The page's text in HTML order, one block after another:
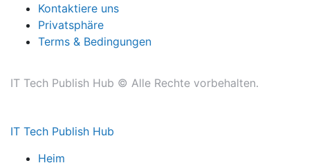
Kontaktiere uns
Privatsphäre
Terms & Bedingungen
IT Tech Publish Hub © Alle Rechte vorbehalten.
IT Tech Publish Hub
Heim